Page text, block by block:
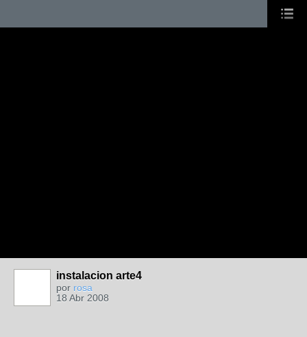
instalacion arte4
por rosa
18 Abr 2008